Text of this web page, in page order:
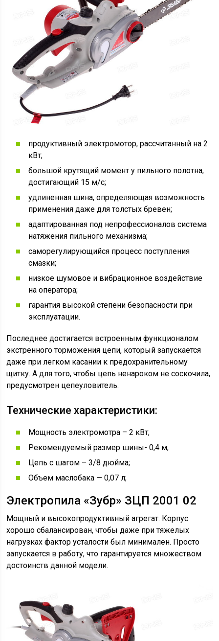
продуктивный электромотор, рассчитанный на 2
кВт;
большой крутящий момент у пильного полотна,
достигающий 15 м/с;
удлиненная шина, определяющая возможность
применения даже для толстых бревен;
адаптированная под непрофессионалов система
натяжения пильного механизма;
саморегулирующийся процесс поступления
смазки;
низкое шумовое и вибрационное воздействие
на оператора;
гарантия высокой степени безопасности при
эксплуатации.
Последнее достигается встроенным функционалом
экстренного торможения цепи, который запускается
даже при легком касании к предохранительному
щитку. А для того, чтобы цепь ненароком не соскочила,
предусмотрен цепеуловитель.
Технические характеристики:
Мощность электромотра – 2 кВт;
Рекомендуемый размер шины- 0,4 м;
Цепь с шагом – 3/8 дюйма;
Объем маслобака — 0,07 л;
Электропила «Зубр» ЗЦП 2001 02
Мощный и высокопродуктивный агрегат. Корпус
хорошо сбалансирован, чтобы даже при тяжелых
нагрузках фактор усталости был минимален. Просто
запускается в работу, что гарантируется множеством
достоинств данной модели.